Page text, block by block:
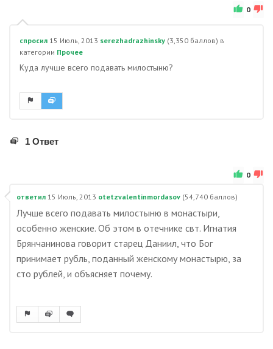
0
спросил 15 Июль, 2013 serezhadrazhinsky (3,350 баллов) в
категории Прочее
Куда лучше всего подавать милостыню?
1 Ответ
0
ответил 15 Июль, 2013 otetzvalentinmordasov (54,740 баллов)
Лучше всего подавать милостыню в монастыри,
особенно женские. Об этом в отечнике свт. Игнатия
Брянчанинова говорит старец Даниил, что Бог
принимает рубль, поданный женскому монастырю, за
сто рублей, и объясняет почему.